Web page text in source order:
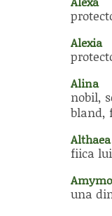
Alexia
Alina
nobil,
bland,
Althaea
fiica
una